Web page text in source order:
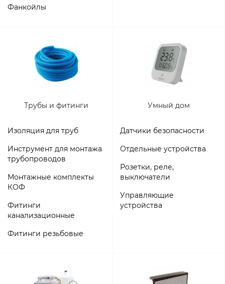
Фанкойлы
Трубы и фитинги
Изоляция для труб
Инструмент для монтажа
трубопроводов
Монтажные комплекты
КОФ
Фитинги
канализационные
Фитинги резьбовые
Умный дом
Датчики безопасности
Отдельные устройства
Розетки, реле,
выключатели
Управляющие
устройства